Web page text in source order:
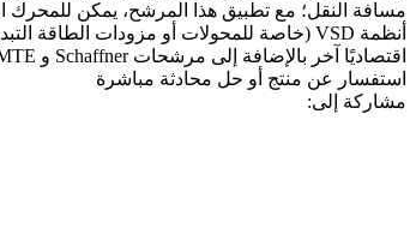
اقتصاديًا آخر بالإضافة إلى مرشحات Schaffner و MTE.
استفسار عن منتج أو حل محادثة مباشرة
مشاركة إلى: